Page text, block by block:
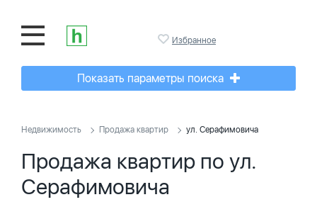
Избранное
Показать параметры поиска
Недвижимость Продажа квартир ул. Серафимовича
Продажа квартир по ул.
Серафимовича